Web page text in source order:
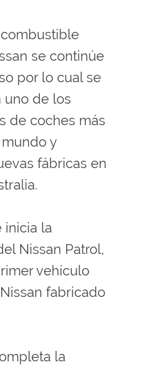
se continúe
por lo cual se
uno de los
de coches más
y
fábricas en
inicia la
Nissan Patrol,
vehículo
fabricado
la